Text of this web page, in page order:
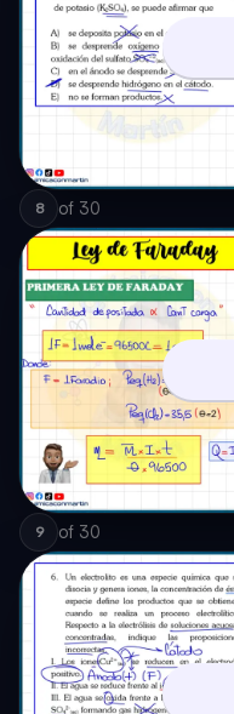
8 of 30
9 of 30